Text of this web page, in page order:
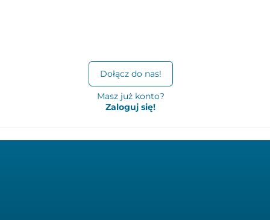
Dołącz do nas!
Masz już konto?
Zaloguj się!